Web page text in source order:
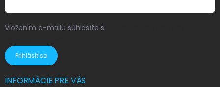
Vložením e-mailu súhlasíte s
Prihlásiť sa
INFORMÁCIE PRE VÁS